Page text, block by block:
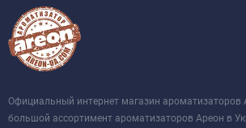
Официальный интернет магазин ароматизаторов
большой ассортимент ароматизаторов Ареон в